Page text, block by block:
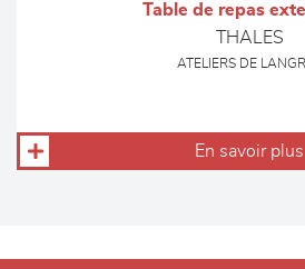
Table de repas
THALES
ATELIERS DE
En savoir plus